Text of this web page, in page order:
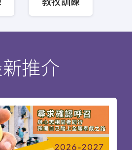
程（報讀者需具學士學
）。神學先修課程及神學
可獨立報讀，讓信徒預嘗
造文憑課程分別以裝備信
教兒童教育及崇拜事工上
程
推介